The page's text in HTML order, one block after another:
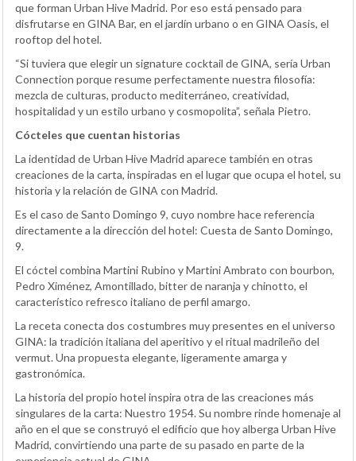
que forman Urban Hive Madrid. Por eso está pensado para
disfrutarse en GINA Bar, en el jardín urbano o en GINA Oasis, el
rooftop del hotel.
“Si tuviera que elegir un signature cocktail de GINA, sería Urban
Connection porque resume perfectamente nuestra filosofía:
mezcla de culturas, producto mediterráneo, creatividad,
hospitalidad y un estilo urbano y cosmopolita”, señala Pietro.
Cócteles que cuentan historias
La identidad de Urban Hive Madrid aparece también en otras
creaciones de la carta, inspiradas en el lugar que ocupa el hotel, su
historia y la relación de GINA con Madrid.
Es el caso de Santo Domingo 9, cuyo nombre hace referencia
directamente a la dirección del hotel: Cuesta de Santo Domingo,
9.
El cóctel combina Martini Rubino y Martini Ambrato con bourbon,
Pedro Ximénez, Amontillado, bitter de naranja y chinotto, el
característico refresco italiano de perfil amargo.
La receta conecta dos costumbres muy presentes en el universo
GINA: la tradición italiana del aperitivo y el ritual madrileño del
vermut. Una propuesta elegante, ligeramente amarga y
gastronómica.
La historia del propio hotel inspira otra de las creaciones más
singulares de la carta: Nuestro 1954. Su nombre rinde homenaje al
año en el que se construyó el edificio que hoy alberga Urban Hive
Madrid, convirtiendo una parte de su pasado en parte de la